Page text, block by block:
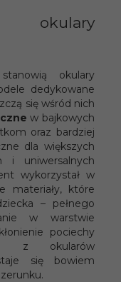
okulary
dedykowane
się wśród nich
w bajkowych
oraz bardziej
dla większych
i uniwersalnych
wykorzystał w
materiały, które
– pełnego
w warstwie
pociechy
z okularów
się bowiem